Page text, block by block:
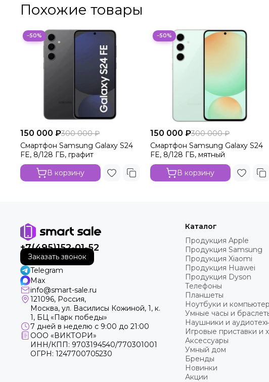
Похожие товары
−50%
150 000 ₽300 000 ₽
Смартфон Samsung Galaxy S24
FE, 8/128 ГБ, графит
В корзину
−50%
150 000 ₽300 000 ₽
Смартфон Samsung Galaxy S24
FE, 8/128 ГБ, мятный
В корзину
+7(495)152-01-52
Заказать звонок
Telegram
Max
info@smart-sale.ru
121096, Россия,
Москва, ул. Василисы Кожиной, 1, к.
1, БЦ «Парк победы»
7 дней в неделю с 9:00 до 21:00
ООО «ВИКТОРИ»
ИНН/КПП: 9703194540/770301001
ОГРН: 1247700705230
Каталог
Продукция Apple
Продукция Samsung
Продукция Xiaomi
Продукция Huawei
Продукция Dyson
Телефоны
Планшеты
Ноутбуки и
Умные часы и
Наушники и
Игровые приставки и
Аксессуары
Умный дом
Бренды
Новинки
Акции